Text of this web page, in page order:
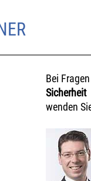
Bei
Sicherheit
wenden